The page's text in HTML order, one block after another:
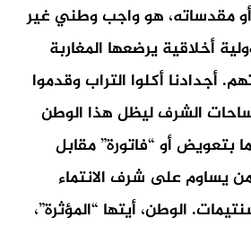
مقدساته، هو واجب وطني غير
أخلاقية يرضعها المغاربة
أجدادنا أكلوا التراب وقدموا
الشرف ليظل هذا الوطن
بتعويض أو “فاتورة” مقابل
يساوم على شرف الانتماء
الوطن، أيتها “المؤثرة”،